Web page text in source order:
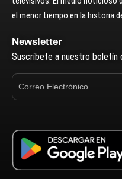
el menor tiempo en la historia
Newsletter
Suscríbete a nuestro boletín